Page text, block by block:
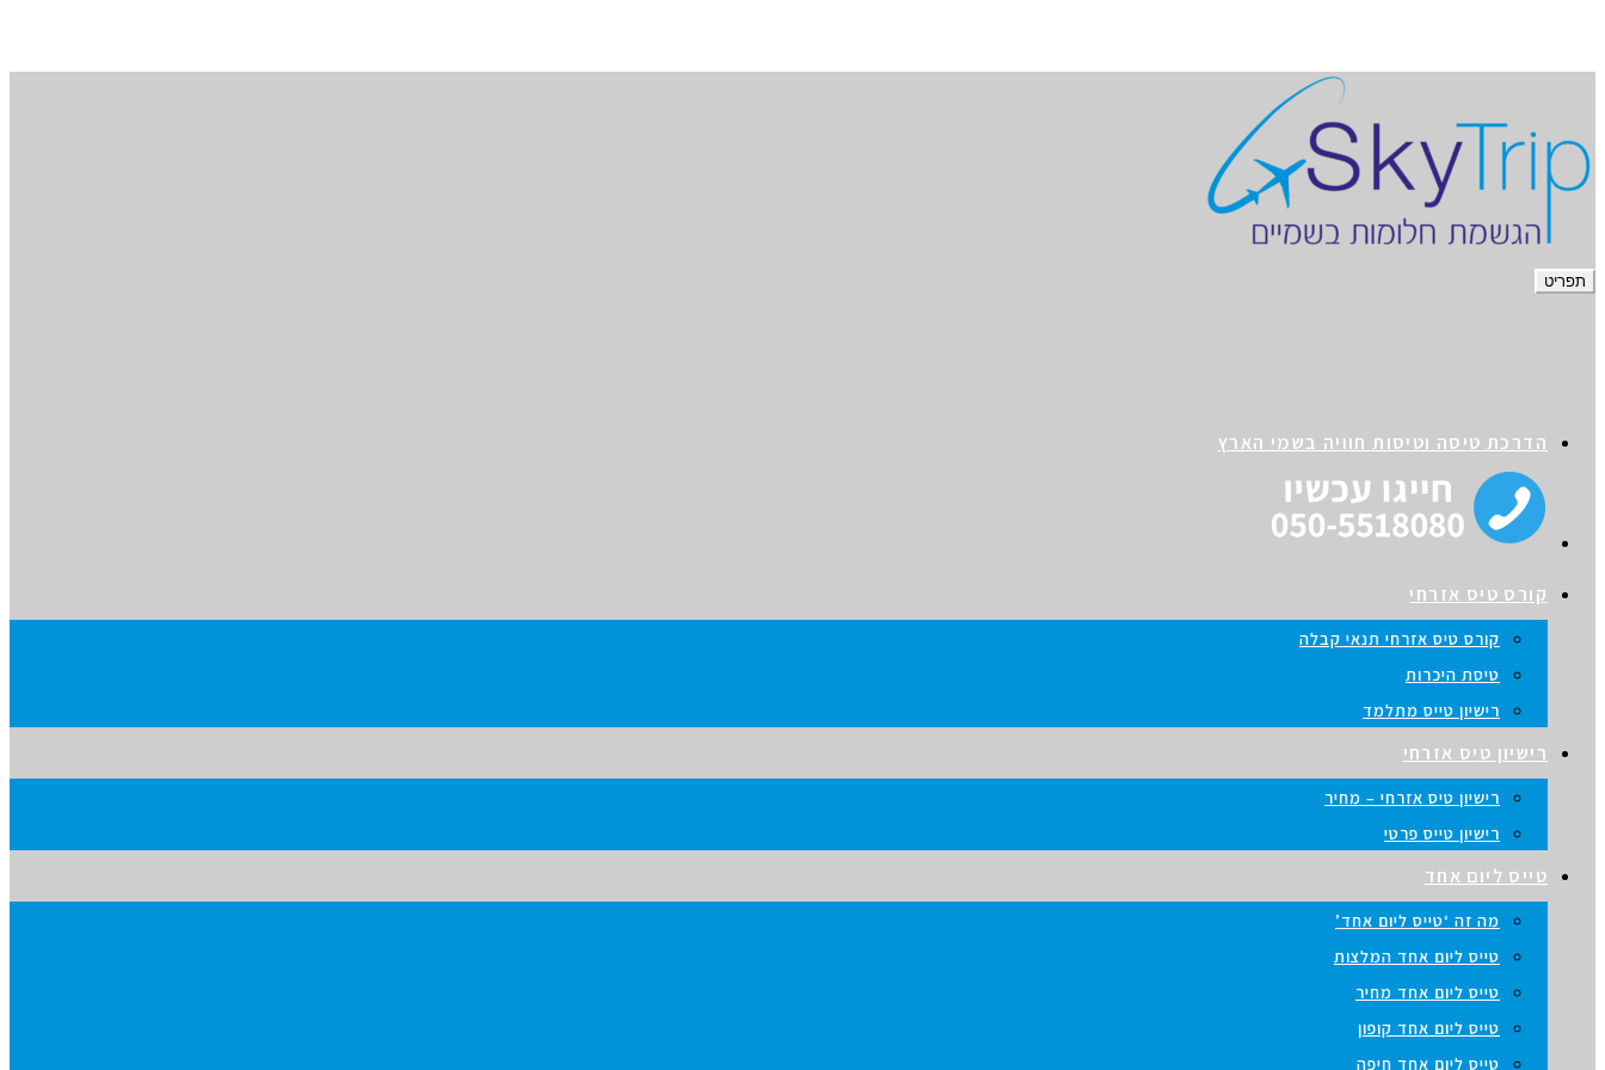
תפריט
הדרכת טיסה וטיסות חוויה בשמי הארץ
קורס טיס אזרחי
קורס טיס אזרחי תנאי קבלה
טיסת היכרות
רישיון טייס מתלמד
רישיון טיס אזרחי
רישיון טיס אזרחי – מחיר
רישיון טייס פרטי
טייס ליום אחד
מה זה ‘טייס ליום אחד’
טייס ליום אחד המלצות
טייס ליום אחד מחיר
טייס ליום אחד קופון
טייס ליום אחד חיפה